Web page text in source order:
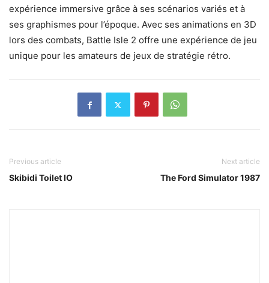
expérience immersive grâce à ses scénarios variés et à
ses graphismes pour l’époque. Avec ses animations en 3D
lors des combats, Battle Isle 2 offre une expérience de jeu
unique pour les amateurs de jeux de stratégie rétro.
Previous article
Skibidi Toilet IO
Next article
The Ford Simulator 1987